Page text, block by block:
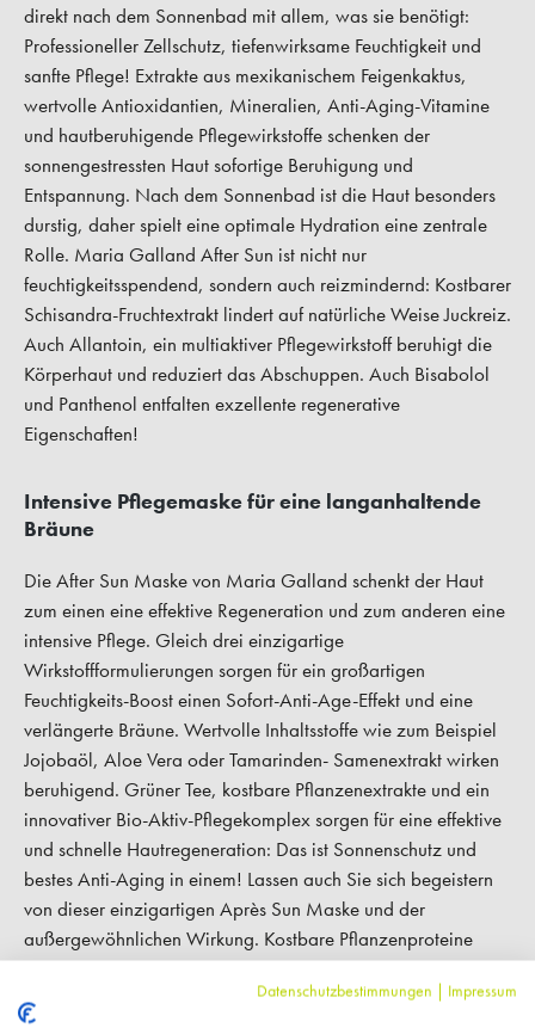
direkt nach dem Sonnenbad mit allem, was sie benötigt:
Professioneller Zellschutz, tiefenwirksame Feuchtigkeit und
sanfte Pflege! Extrakte aus mexikanischem Feigenkaktus,
wertvolle Antioxidantien, Mineralien, Anti-Aging-Vitamine
und hautberuhigende Pflegewirkstoffe schenken der
sonnengestressten Haut sofortige Beruhigung und
Entspannung. Nach dem Sonnenbad ist die Haut besonders
durstig, daher spielt eine optimale Hydration eine zentrale
Rolle. Maria Galland After Sun ist nicht nur
feuchtigkeitsspendend, sondern auch reizmindernd: Kostbarer
Schisandra-Fruchtextrakt lindert auf natürliche Weise Juckreiz.
Auch Allantoin, ein multiaktiver Pflegewirkstoff beruhigt die
Körperhaut und reduziert das Abschuppen. Auch Bisabolol
und Panthenol entfalten exzellente regenerative
Eigenschaften!
Intensive Pflegemaske für eine langanhaltende
Bräune
Die After Sun Maske von Maria Galland schenkt der Haut
zum einen eine effektive Regeneration und zum anderen eine
intensive Pflege. Gleich drei einzigartige
Wirkstoffformulierungen sorgen für ein großartigen
Feuchtigkeits-Boost einen Sofort-Anti-Age-Effekt und eine
verlängerte Bräune. Wertvolle Inhaltsstoffe wie zum Beispiel
Jojobaöl, Aloe Vera oder Tamarinden- Samenextrakt wirken
beruhigend. Grüner Tee, kostbare Pflanzenextrakte und ein
innovativer Bio-Aktiv-Pflegekomplex sorgen für eine effektive
und schnelle Hautregeneration: Das ist Sonnenschutz und
bestes Anti-Aging in einem! Lassen auch Sie sich begeistern
von dieser einzigartigen Après Sun Maske und der
außergewöhnlichen Wirkung. Kostbare Pflanzenproteine
verbinden sich in dieser Maria Galland After Sun Pflege mit
der pflanzlichen Aminosäure Tyrosin und sorgen somit für
Datenschutzbestimmungen | Impressum